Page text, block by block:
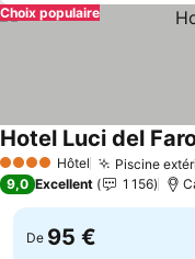
Choix populaire
4 Étoiles Hôtel Piscine
Hotel Luci del
9,0 Excellent 1 156
De 95 €